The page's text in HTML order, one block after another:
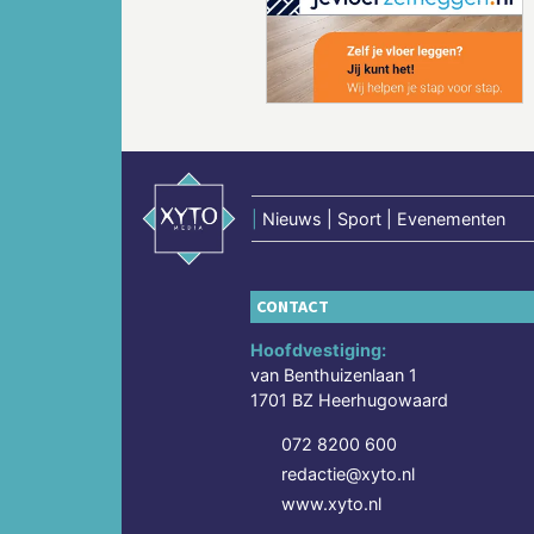
Nieuws | Sport | Evenementen
CONTACT
Hoofdvestiging:
van Benthuizenlaan 1
1701 BZ Heerhugowaard
072 8200 600
redactie@xyto.nl
www.xyto.nl